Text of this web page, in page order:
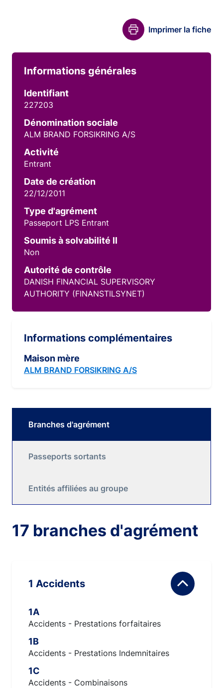
Imprimer la fiche
Informations générales
Identifiant
227203
Dénomination sociale
ALM BRAND FORSIKRING A/S
Activité
Entrant
Date de création
22/12/2011
Type d'agrément
Passeport LPS Entrant
Soumis à solvabilité II
Non
Autorité de contrôle
DANISH FINANCIAL SUPERVISORY
AUTHORITY (FINANSTILSYNET)
Informations complémentaires
Maison mère
ALM BRAND FORSIKRING A/S
Branches d'agrément
Passeports sortants
Entités affiliées au groupe
17 branches d'agrément
1 Accidents
1A
Accidents - Prestations forfaitaires
1B
Accidents - Prestations Indemnitaires
1C
Accidents - Combinaisons